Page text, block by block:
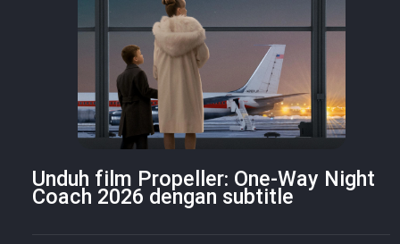
Unduh film Propeller: One-Way Night
Coach 2026 dengan subtitle